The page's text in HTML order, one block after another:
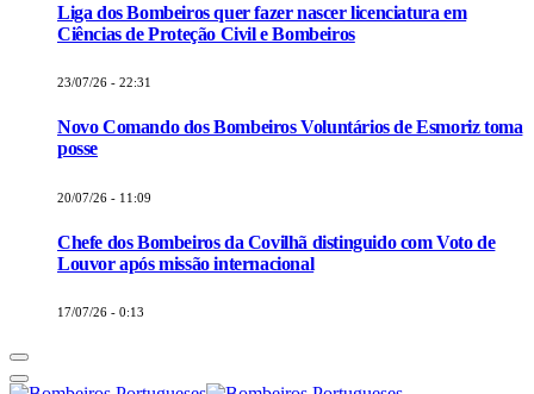
Liga dos Bombeiros quer fazer nascer licenciatura em
Ciências de Proteção Civil e Bombeiros
23/07/26 - 22:31
Novo Comando dos Bombeiros Voluntários de Esmoriz toma
posse
20/07/26 - 11:09
Chefe dos Bombeiros da Covilhã distinguido com Voto de
Louvor após missão internacional
17/07/26 - 0:13